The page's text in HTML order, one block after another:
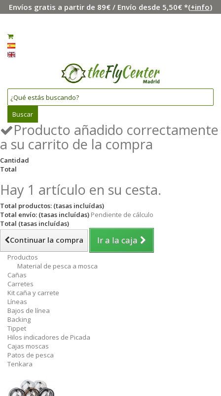
Envíos gratis a partir de 89€ / Envío desde 5,50€ *(+info)
Buscar
Producto añadido correctamente
a su carrito de la compra
Cantidad
Total
Hay 1 artículo en su cesta.
Total productos: (tasas incluídas)
Total envío: (tasas incluídas) Pendiente de cálculo
Total (tasas incluídas)
Continuar la compra Ir a la caja
Productos
Material de pesca a mosca
Cañas
Carretes
Kit caña y carrete
Líneas
Bajos de línea
Backing
Tippet
Hilos indicadores de Picada
Cajas moscas
Patos de pesca
Tenkara